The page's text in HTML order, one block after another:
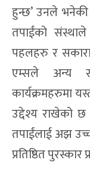
हुन्छ’ उनले भनेकी
तपाईंको
पहलहरु र
एम्सले अन्य
कार्यक्रमहरुमा
उद्देश्य राखेको
तपाईंलाई अझ
प्रतिष्ठित पुरस्कार